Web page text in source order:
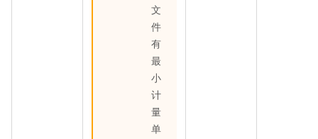
文
件
有
最
小
计
量
单